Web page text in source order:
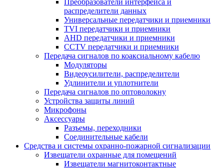
Преобразователи интерфейса и
распределители данных
Универсальные передатчики и приемники
TVI передатчики и приемники
AHD передатчики и приемники
CCTV передатчики и приемники
Передача сигналов по коаксиальному кабелю
Модуляторы
Видеоусилители, распределители
Удлинители и уплотнители
Передача сигналов по оптоволокну
Устройства защиты линий
Микрофоны
Аксессуары
Разъемы, переходники
Соединительные кабели
Средства и системы охранно-пожарной сигнализации
Извещатели охранные для помещений
Извещатели магнитоконтактные